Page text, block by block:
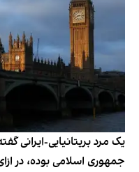
یک مرد بریتانیایی-ایرانی
جمهوری اسلامی بوده، در